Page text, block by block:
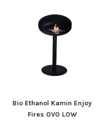
Bio Ethanol Kamin Enjoy
Fires OVO LOW